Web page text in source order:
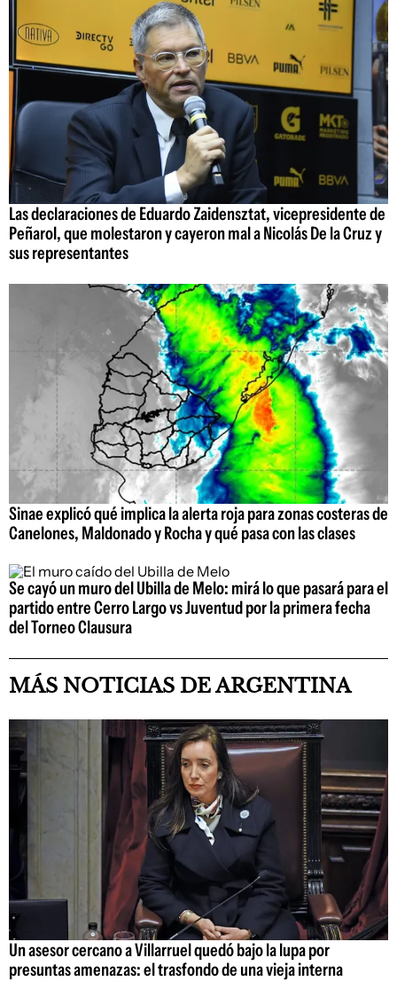
Las declaraciones de Eduardo Zaidensztat, vicepresidente de
Peñarol, que molestaron y cayeron mal a Nicolás De la Cruz y
sus representantes
Sinae explicó qué implica la alerta roja para zonas costeras de
Canelones, Maldonado y Rocha y qué pasa con las clases
Se cayó un muro del Ubilla de Melo: mirá lo que pasará para el
partido entre Cerro Largo vs Juventud por la primera fecha
del Torneo Clausura
MÁS NOTICIAS DE ARGENTINA
Un asesor cercano a Villarruel quedó bajo la lupa por
presuntas amenazas: el trasfondo de una vieja interna